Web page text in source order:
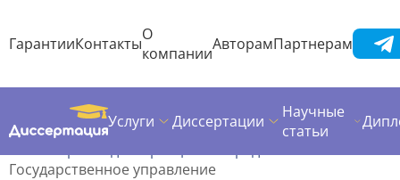
ГарантииКонтактыО
компанииАвторамПартнерам
Услуги Диссертации
Научные
статьи
ДиссертацияМагистерская диссертация
Государственное управление